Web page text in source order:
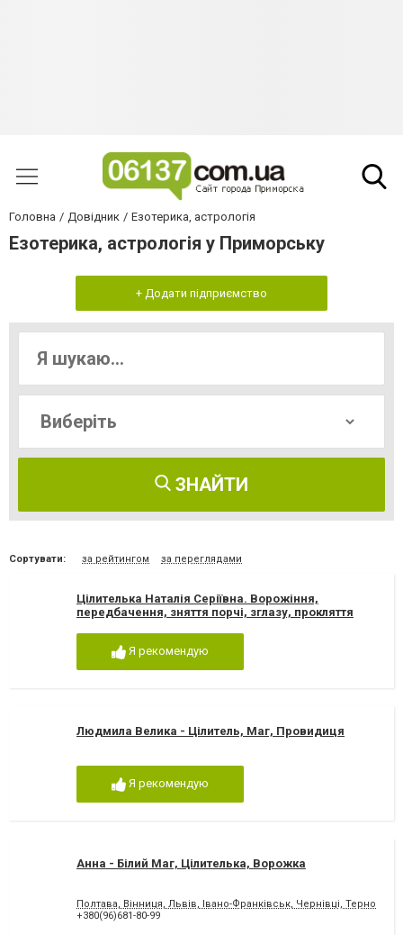
Головна Довідник Езотерика, астрологія
Езотерика, астрологія у Приморську
+ Додати підприємство
ЗНАЙТИ
Сортувати: за рейтингом за переглядами
Цілителька Наталія Серіївна. Ворожіння,
передбачення, зняття порчі, зглазу, прокляття
Я рекомендую
Людмила Велика - Цілитель, Маг, Провидиця
Я рекомендую
Анна - Білий Маг, Цілителька, Ворожка
Полтава, Вінниця, Львів, Івано-Франківськ, Чернівці,
+380(96)681-80-99